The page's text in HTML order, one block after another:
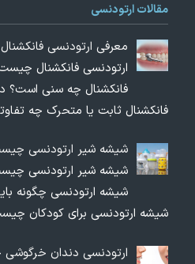
مقالات ارتودنسی
معرفی ارتودنسی
ارتودنسی فانکشنال
فانکشنال چه سنی است؟
فانکشنال ثابت یا متحرک چه
شیشه شیر ارتودنسی
شیشه شیر ارتودنسی
شیشه ارتودنسی چگونه
شیشه ارتودنسی برای کودکان
ارتودنسی دندان